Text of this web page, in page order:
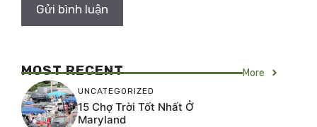
MOST RECENT More
UNCATEGORIZED
15 Chợ Trời Tốt Nhất Ở
Maryland